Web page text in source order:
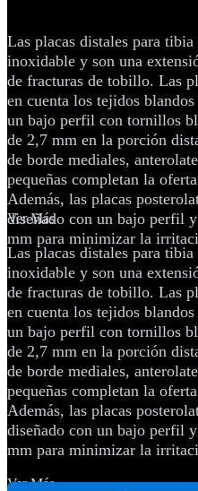
Las placas distales para tibia
inoxidable y son una
de fracturas de tobillo. Las
en cuenta los tejidos
un bajo perfil con tornillos
de 2,7 mm en la porción
de borde mediales,
pequeñas completan la
Además, las placas
diseñado con un bajo perfil
mm para minimizar la
Ver Más
Las placas distales para tibia
inoxidable y son una
de fracturas de tobillo. Las
en cuenta los tejidos
un bajo perfil con tornillos
de 2,7 mm en la porción
de borde mediales,
pequeñas completan la
Además, las placas
diseñado con un bajo perfil
mm para minimizar la
Ver Más